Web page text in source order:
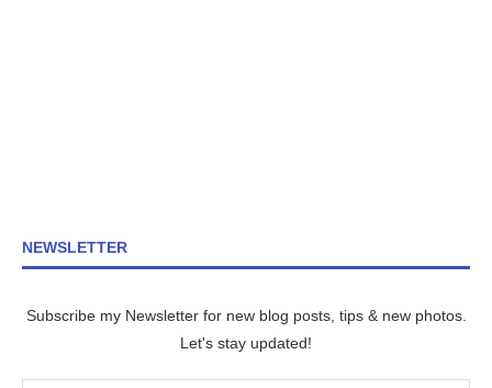
NEWSLETTER
Subscribe my Newsletter for new blog posts, tips & new photos.
Let's stay updated!